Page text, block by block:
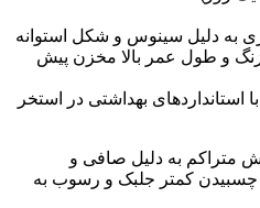
به دلیل سینوس و شکل استوانه
و طول عمر بالا مخزن پیش
بهداشتی در استخر
متراکم به دلیل صافی و
کمتر جلبک و رسوب به